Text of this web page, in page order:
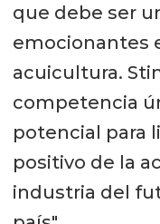
que debe ser
emocionantes
acuicultura.
competencia
potencial para
positivo de la
industria del